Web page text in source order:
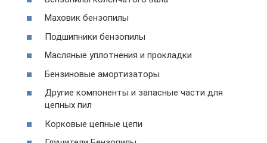
Маховик бензопилы
Подшипники бензопилы
Масляные уплотнения и прокладки
Бензиновые амортизаторы
Другие компоненты и запасные части для
цепных пил
Корковые цепные цепи